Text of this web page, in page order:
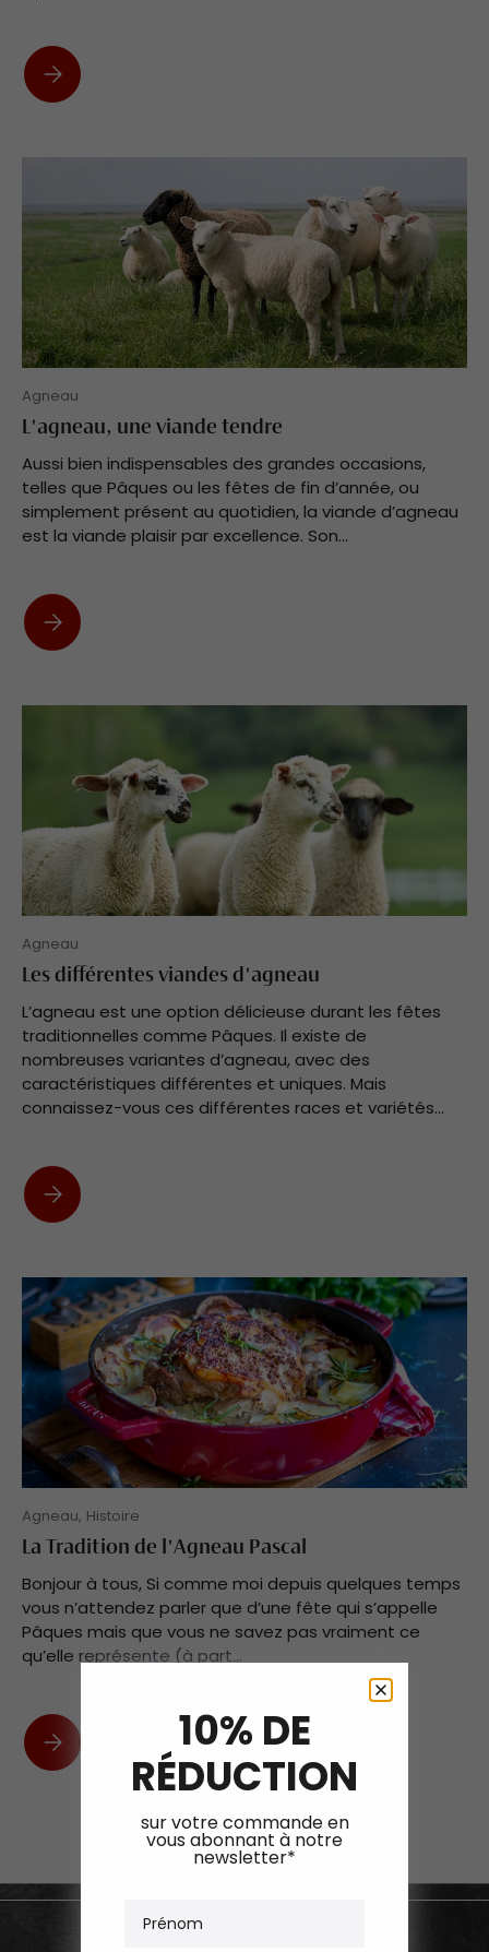
Le Gigot d'agneau en 7h
Agneau
L'agneau, une viande tendre
Aussi bien indispensables des grandes occasions,
telles que Pâques ou les fêtes de fin d’année, ou
simplement présent au quotidien, la viande d’agneau
est la viande plaisir par excellence. Son...
L'agneau, une viande tendre
Agneau
Les différentes viandes d'agneau
L’agneau est une option délicieuse durant les fêtes
traditionnelles comme Pâques. Il existe de
nombreuses variantes d’agneau, avec des
caractéristiques différentes et uniques. Mais
connaissez-vous ces différentes races et variétés...
Les différentes viandes d'agneau
Agneau, Histoire
La Tradition de l'Agneau Pascal
Bonjour à tous, Si comme moi depuis quelques temps
vous n’attendez parler que d’une fête qui s’appelle
Pâques mais que vous ne savez pas vraiment ce
qu’elle représente (à part...
La Tradition de l'Agneau Pascal
10% DE
RÉDUCTION
sur votre commande en
vous abonnant à notre
newsletter*